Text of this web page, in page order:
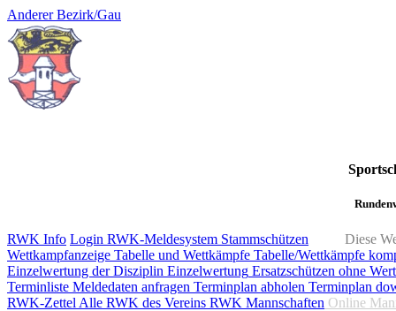
Anderer Bezirk/Gau
Diese
RWK Info Login RWK-Meldesystem Stammschützen
Wettkampfanzeige Tabelle und Wettkämpfe Tabelle/Wettkämpfe
Einzelwertung der Disziplin Einzelwertung Ersatzschützen ohne
Terminliste Meldedaten anfragen Terminplan abholen Terminplan
RWK-Zettel Alle RWK des Vereins RWK Mannschaften Online